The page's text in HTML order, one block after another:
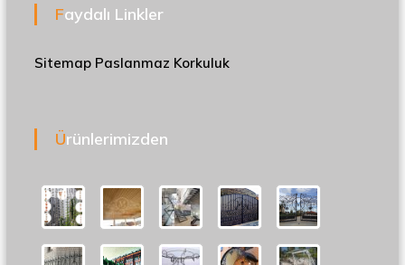
Faydalı Linkler
Sitemap Paslanmaz Korkuluk
Ürünlerimizden